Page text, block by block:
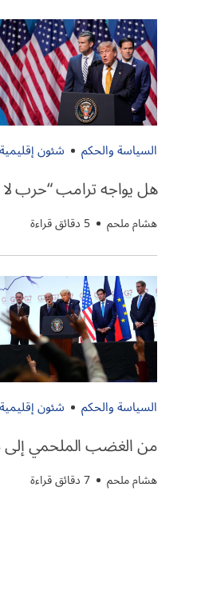
السياسة والحكم شئون إقليمية
هل يواجه ترامب “حرب لا
هشام ملحم 5 دقائق قراءة
السياسة والحكم شئون إقليمية
من الغضب الملحمي إلى
هشام ملحم 7 دقائق قراءة